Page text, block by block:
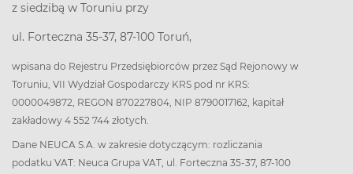
z siedzibą w Toruniu przy
ul. Forteczna 35-37, 87-100 Toruń,
wpisana do Rejestru Przedsiębiorców przez Sąd Rejonowy w
Toruniu, VII Wydział Gospodarczy KRS pod nr KRS:
0000049872, REGON 870227804, NIP 8790017162, kapitał
zakładowy 4 552 744 złotych.
Dane NEUCA S.A. w zakresie dotyczącym: rozliczania
podatku VAT: Neuca Grupa VAT, ul. Forteczna 35-37, 87-100